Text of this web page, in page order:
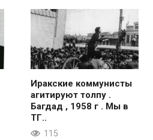
Иракские коммунисты
агитируют толпу .
Багдад , 1958 г . Мы в
ТГ..
115